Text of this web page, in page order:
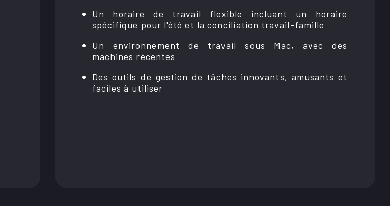
Un horaire de travail flexible incluant un horaire
spécifique pour l'été et la conciliation travail-famille
Un environnement de travail sous Mac, avec des
machines récentes
Des outils de gestion de tâches innovants, amusants et
faciles à utiliser